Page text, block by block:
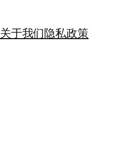
关于我们隐私政策